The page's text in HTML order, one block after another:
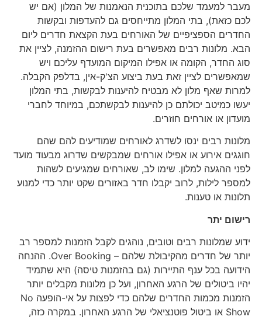
מעבר למעמד שלכם בתוכנית הנאמנות של המלון (אם יש
לכם כזאת), בתי המלון מתייחסים גם להעדפות ובקשות
החדרים הספציפיים של האורחים בעת הקצאת חדרים ליום
הבא. מלונות רבים מאפשרים בעת רישום ההזמנה, לציין את
סוג החדר, הקומה או אפילו המיקום המועדף עליכם ויש
שמאפשרים לציין זאת בעת ביצוע הצ'ק-אין, בדלפק הקבלה.
למרות שאף מלון לא מבטיח להיענות לבקשות, בתי המלון
יעשו כמיטב יכולתם כן להיענות לבקשתכם, במיוחד לחברי
מועדון או אורחים חוזרים.
מלונות רבים ינסו לשדרג לאורחים שמודיעים להם שהם
חוגגים אירוע או אפילו אורחים שמבקשים שדרוג מבעוד מועד
לפני ההגעה למלון. שימו לב, שאורחים שמגיעים לשהות
למספר לילות, לרוב יקבלו חדר באזורים שקט יותר כדי למנוע
תלונות או טענות.
רישום יתר
ידוע שמלונות רבים וטובים, נוהגים לקבל הזמנות למספר רב
יותר של חדרים מהקיבולת שלהם – Over Booking. ההנחה
הידועה בכל ענף התיירות (גם בהזמנות טיסה) היא שתמיד
יהיו ביטולים של הרגע האחרון, ועל כן מלונות מקבלים יותר
הזמנות מכמות החדרים שלהם כדי לפצות על אי-הופעה No
Show או ביטול פוטנציאלי של הרגע האחרון. במקרה כזה,